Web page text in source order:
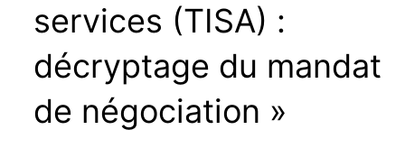
services (TISA) :
décryptage du mandat
de négociation »